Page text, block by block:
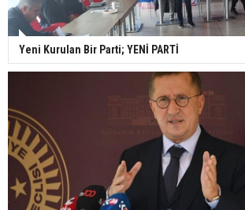
Yeni Kurulan Bir Parti; YENİ PARTİ